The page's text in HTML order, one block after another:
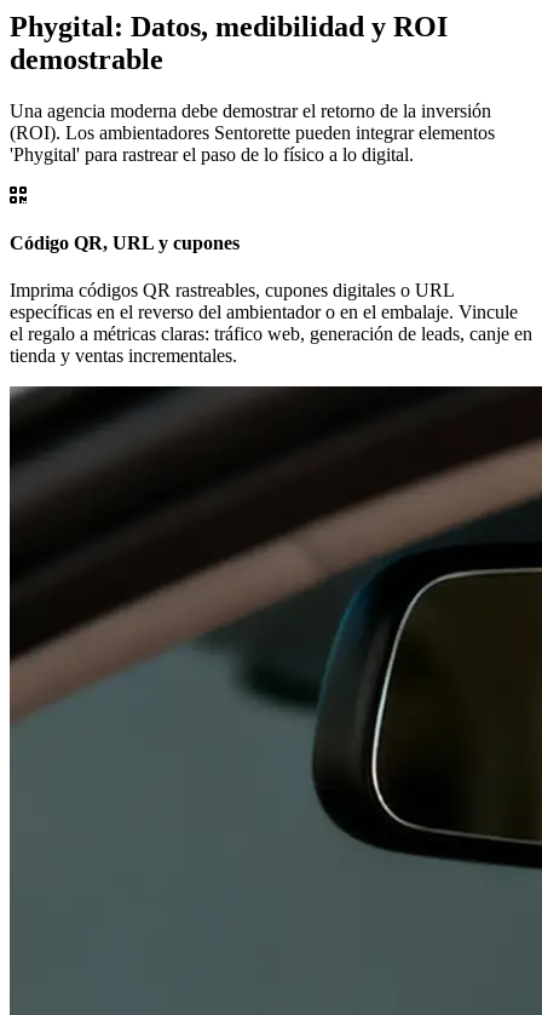
Phygital: Datos, medibilidad y ROI
demostrable
Una agencia moderna debe demostrar el retorno de la inversión
(ROI). Los ambientadores Sentorette pueden integrar elementos
'Phygital' para rastrear el paso de lo físico a lo digital.
Código QR, URL y cupones
Imprima códigos QR rastreables, cupones digitales o URL
específicas en el reverso del ambientador o en el embalaje. Vincule
el regalo a métricas claras: tráfico web, generación de leads, canje en
tienda y ventas incrementales.